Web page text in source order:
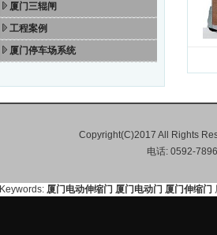
厦门三辊闸
工程案例
厦门停车场系统
Copyright(C)2017 All Rights
电话: 0592-
Keywords: 厦门电动伸缩门 厦门电动门 厦门伸缩门